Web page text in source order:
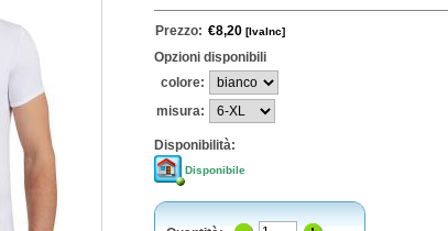
Prezzo: €8,20 [IvaInc]
Opzioni disponibili
colore:
misura:
Disponibilità:
Disponibile